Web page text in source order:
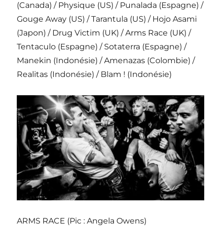
(Canada) / Physique (US) / Punalada (Espagne) /
Gouge Away (US) / Tarantula (US) / Hojo Asami
(Japon) / Drug Victim (UK) / Arms Race (UK) /
Tentaculo (Espagne) / Sotaterra (Espagne) /
Manekin (Indonésie) / Amenazas (Colombie) /
Realitas (Indonésie) / Blam ! (Indonésie)
ARMS RACE (Pic : Angela Owens)